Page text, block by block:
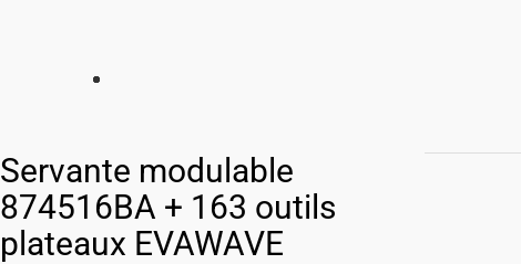
Servante modulable
874516BA + 163 outils
plateaux EVAWAVE